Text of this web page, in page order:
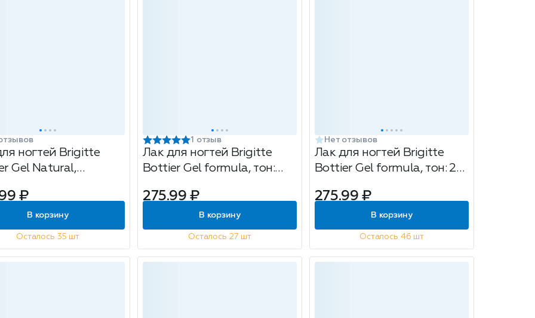
ногтей Brigitte
Gel Natural,
тон: 02
розовый, 12мл
₽
В корзину
Осталось 35 шт
1 отзыв
Лак для ногтей Brigitte
Bottier Gel formula, тон:
мелланж, 12мл
275.99 ₽
В корзину
Осталось 27 шт
Нет отзывов
Лак для ногтей Brigitte
Bottier Gel formula, тон: 20
275.99 ₽
В корзину
Осталось 46 шт